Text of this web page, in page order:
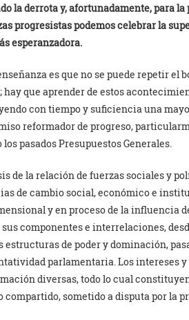
la derrota y, afortunadamente, para
progresistas podemos celebrar la
esperanzadora.
es que no se puede repetir el
hay que aprender de estos
con tiempo y suficiencia una
reformador de progreso,
los pasados Presupuestos Generales.
de la relación de fuerzas sociales y
de cambio social, económico e
y en proceso de la influencia
componentes e interrelaciones,
estructuras de poder y dominación,
parlamentaria. Los intereses
diversas, todo lo cual
compartido, sometido a disputa por la